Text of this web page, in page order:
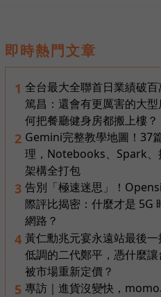
即時熱門文章
1 全台最大全聯首日業績破百
篤昌：還會有更厲害的大型
何把餐廳健身房都搬上樓？
2 Gemini完整教學地圖！37
理，Notebooks、Spark、
架構全打包
3 告別「極速迷思」！
際評比揭密：什麼才是 5G
網路？
4 黃仁勳兆元宴永遠站最後一
低調的二代鄭平，憑什麼
被市場重新定價？
5 專訪｜進貨沒變快，